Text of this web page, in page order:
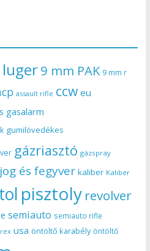
9 mm PAK 9 mm r
assault rifle ccw eu
gasalarm
gumilövedékes
gázriasztó gázspray
jog és fegyver kaliber Kaliber
pisztoly revolver
semiauto semiauto rifle
usa öntöltő karabély öntöltő